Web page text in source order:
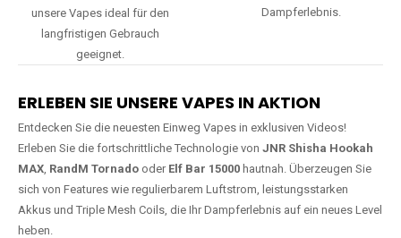
unsere Vapes ideal für den
langfristigen Gebrauch
geeignet.
Dampferlebnis.
ERLEBEN SIE UNSERE VAPES IN AKTION
Entdecken Sie die neuesten Einweg Vapes in exklusiven Videos!
Erleben Sie die fortschrittliche Technologie von JNR Shisha Hookah
MAX, RandM Tornado oder Elf Bar 15000 hautnah. Überzeugen Sie
sich von Features wie regulierbarem Luftstrom, leistungsstarken
Akkus und Triple Mesh Coils, die Ihr Dampferlebnis auf ein neues Level
heben.